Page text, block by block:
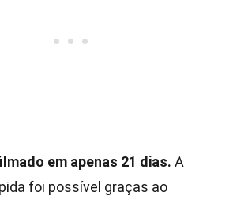
em apenas 21 dias. A
foi possível graças ao